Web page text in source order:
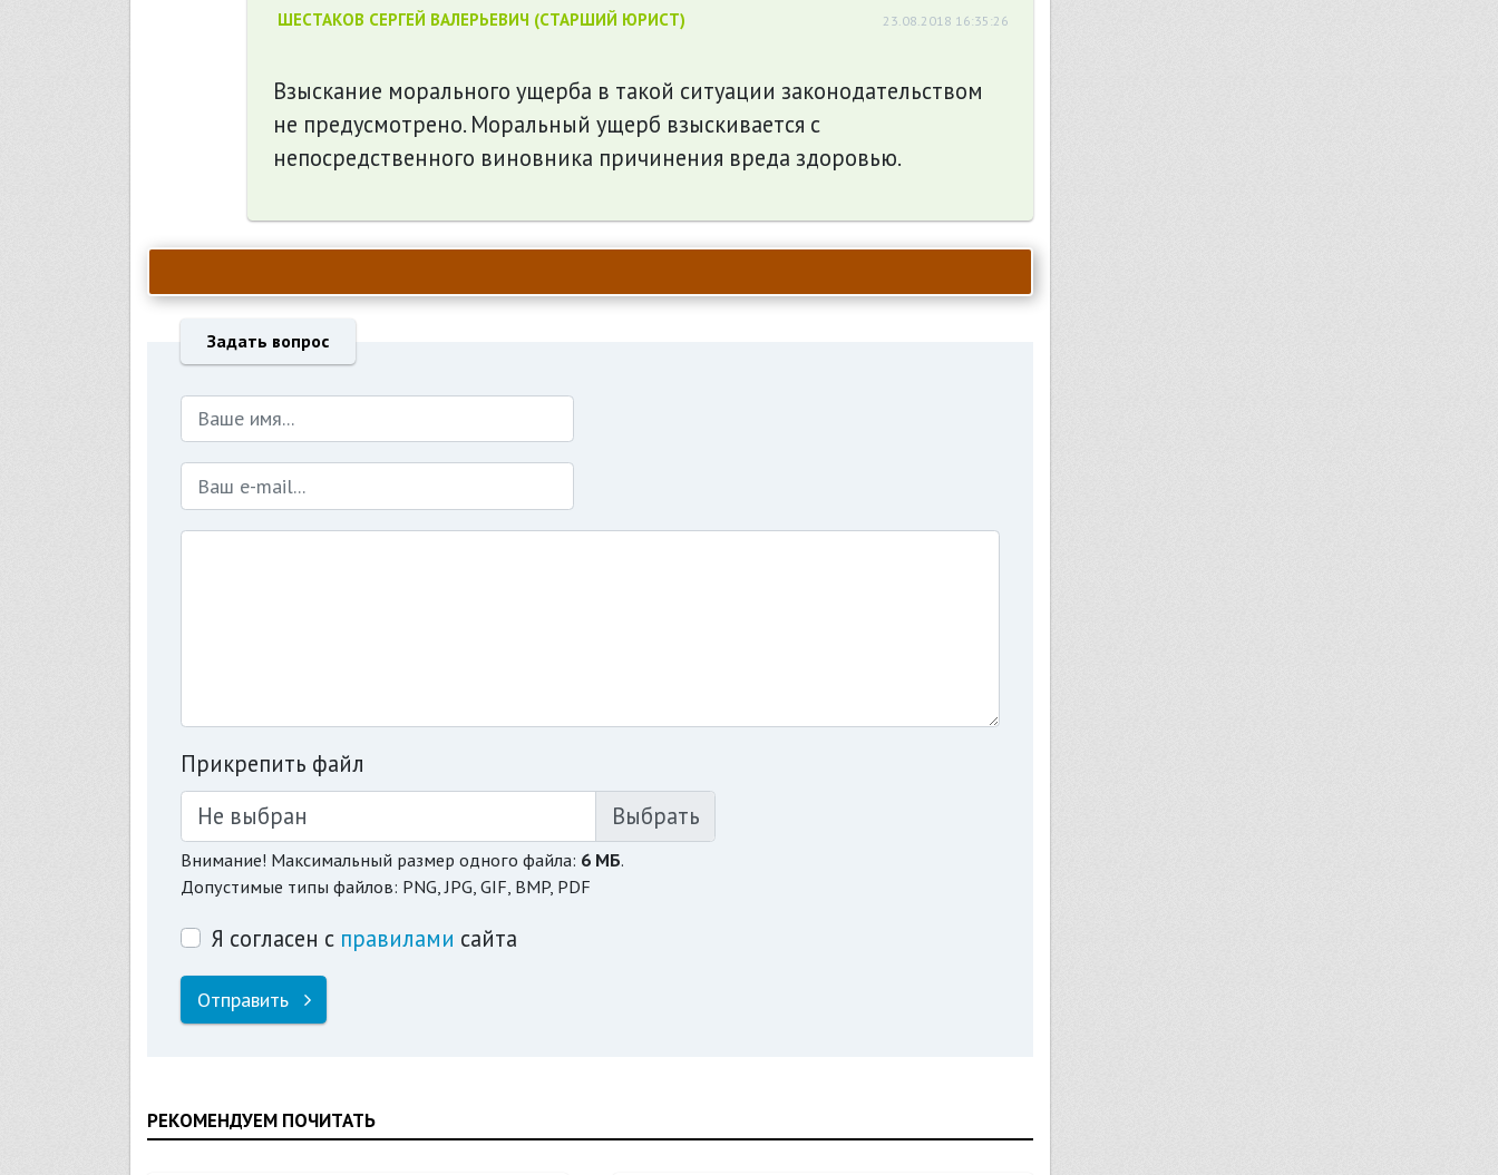
ШЕСТАКОВ СЕРГЕЙ ВАЛЕРЬЕВИЧ (СТАРШИЙ ЮРИСТ) 23.08.2018 16:35:26
Взыскание морального ущерба в такой ситуации законодательством
не предусмотрено. Моральный ущерб взыскивается с
непосредственного виновника причинения вреда здоровью.
Задать вопрос
Прикрепить файл
Не выбран
Внимание! Максимальный размер одного файла: 6 МБ.
Допустимые типы файлов: PNG, JPG, GIF, BMP, PDF
Я согласен с правилами сайта
Отправить
РЕКОМЕНДУЕМ ПОЧИТАТЬ